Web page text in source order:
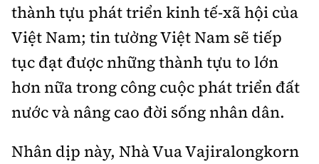
soạn
thành tựu phát triển kinh tế-xã hội của
Việt Nam; tin tưởng Việt Nam sẽ tiếp
tục đạt được những thành tựu to lớn
hơn nữa trong công cuộc phát triển đất
nước và nâng cao đời sống nhân dân.
Nhân dịp này, Nhà Vua Vajiralongkorn